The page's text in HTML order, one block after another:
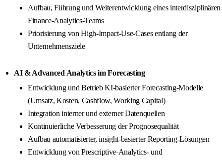
Aufbau, Führung und Weiterentwicklung eines interdisziplinären
Finance-Analytics-Teams
Priorisierung von High-Impact-Use-Cases entlang der
Unternehmensziele
AI & Advanced Analytics im Forecasting
Entwicklung und Betrieb KI-basierter Forecasting-Modelle
(Umsatz, Kosten, Cashflow, Working Capital)
Integration interner und externer Datenquellen
Kontinuierliche Verbesserung der Prognosequalität
Aufbau automatisierter, insight-basierter Reporting-Lösungen
Entwicklung von Prescriptive-Analytics- und